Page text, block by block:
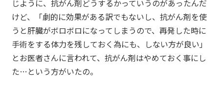
じように、抗がん剤どうするかっていうのがあったんだ
けど、「劇的に効果がある訳でもないし、抗がん剤を使
うと肝臓がボロボロになってしまうので、再発した時に
手術をする体力を残しておく為にも、しない方が良い」
とお医者さんに言われて、抗がん剤はやめておく事にし
た…という方がいたの。